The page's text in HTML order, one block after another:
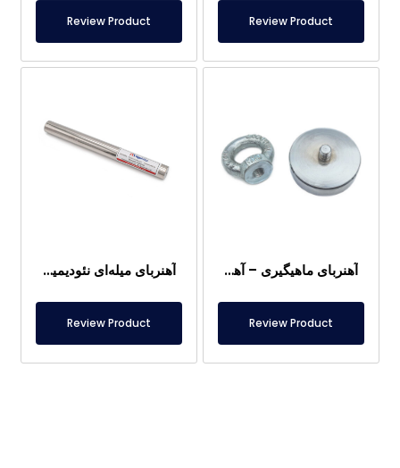
Review Product
Review Product
آهنربای ماهیگیری – آهنربای قدرتمند نجات دریایی
Review Product
آهنربای میله‌ای نئودیمیوم 25×250 میلی‌متر – اتصال مادگی M8 از یک طرف
Review Product